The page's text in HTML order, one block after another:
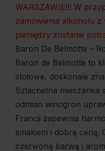
WARSZAWIE!!! W
zamówienia alkoholu z
pieniędzy zostanie
Baron De Belmotte –
Baron de Belmotte to
stołowe, doskonale
Szlachetna mieszanka
odmian winogron
Francji zapewnia
smakiem i dobrą ceną.
czerwoną barwą i